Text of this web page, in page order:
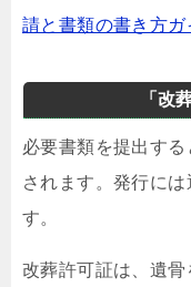
請と書類の書き方ガ
「改
必要書類を提出す
されます。発行に
す。
改葬許可証は、遺骨